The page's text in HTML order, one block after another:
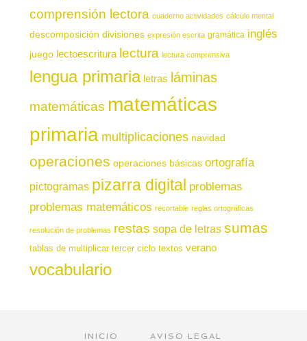
comprensión lectora cuaderno actividades cálculo mental
descomposición divisiones expresión escrita gramática inglés
juego lectoescritura lectura lectura comprensiva
lengua primaria letras láminas
matemáticas matemáticas
primaria multiplicaciones navidad
operaciones operaciones básicas ortografía
pictogramas pizarra digital problemas
problemas matemáticos recortable reglas ortográficas
resolución de problemas restas sopa de letras sumas
tablas de multiplicar tercer ciclo textos verano
vocabulario
INICIO AVISO LEGAL